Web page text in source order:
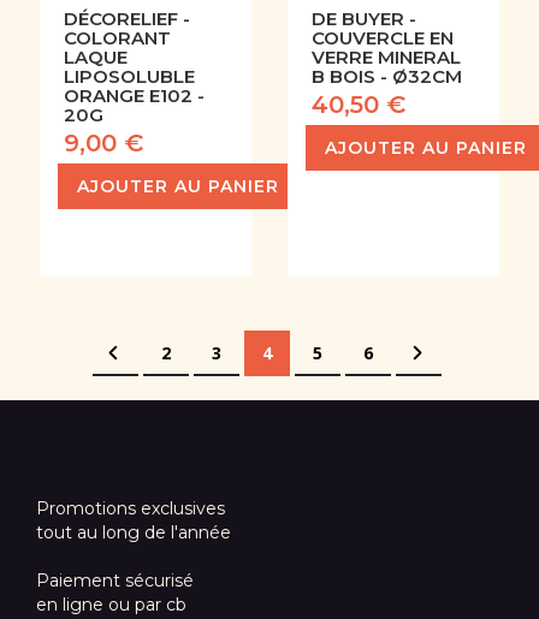
DÉCORELIEF -
COLORANT
LAQUE
LIPOSOLUBLE
ORANGE E102 -
20G
9,00 €
AJOUTER AU PANIER
DE BUYER -
COUVERCLE EN
VERRE MINERAL
B BOIS - Ø32CM
40,50 €
AJOUTER AU PANIER
Page
Précédent
Page
2 Page
3 Vous lisez actuellement la page
4 Page
5 Page
6 Page
Suivant
Promotions exclusives
tout au long de l'année
Paiement sécurisé
en ligne ou par cb